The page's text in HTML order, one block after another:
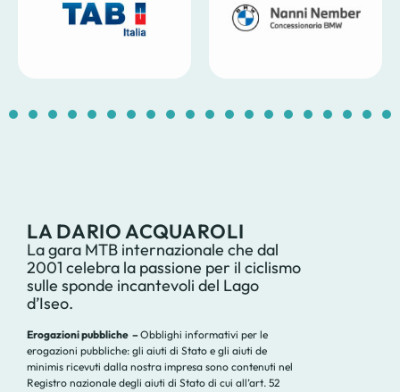
1 2 3 4 5 6 7 8 9 10 11 12 13 14
LA DARIO ACQUAROLI
La gara MTB internazionale che dal
2001 celebra la passione per il ciclismo
sulle sponde incantevoli del Lago
d’Iseo.
Erogazioni pubbliche –Obblighi informativi per le
erogazioni pubbliche: gli aiuti di Stato e gli aiuti de
minimis ricevuti dalla nostra impresa sono contenuti nel
Registro nazionale degli aiuti di Stato di cui all’art. 52